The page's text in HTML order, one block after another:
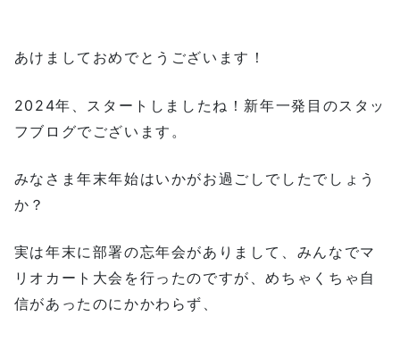
あけましておめでとうございます！
2024年、スタートしましたね！新年一発目のスタッ
フブログでございます。
みなさま年末年始はいかがお過ごしでしたでしょう
か？
実は年末に部署の忘年会がありまして、みんなでマ
リオカート大会を行ったのですが、めちゃくちゃ自
信があったのにかかわらず、